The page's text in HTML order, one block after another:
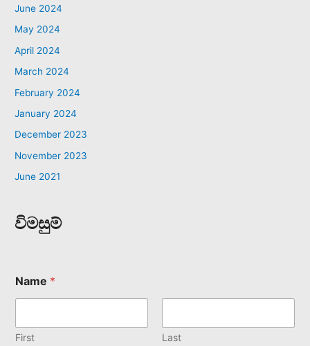
June 2024
May 2024
April 2024
March 2024
February 2024
January 2024
December 2023
November 2023
June 2021
විමසුම්
Name *
First Last